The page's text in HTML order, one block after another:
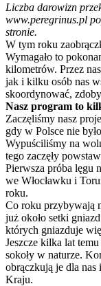
Liczba darowizn
www.peregrinus.pl
stronie.
W tym roku
Wymagało to
kilometrów. Przez
jak i kilku osób nas
skoordynować,
Nasz program to
Zaczęliśmy nasz
gdy w Polsce nie
Wypuściliśmy na
tego zaczęły
Pierwsza próba lęgu
we Włocławku i
roku.
Co roku przybywają
już około setki
których gniazduje
Jeszcze kilka lat
sokoły w naturze.
obrączkują je dla
Kraju.